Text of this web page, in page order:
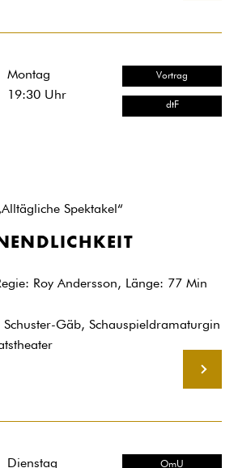
Montag
19:30Uhr
Vortrag
dtF
Spektakel“
Roy Andersson, Länge: 77 Min
Gäb, Schauspieldramaturgin
Dienstag OmU